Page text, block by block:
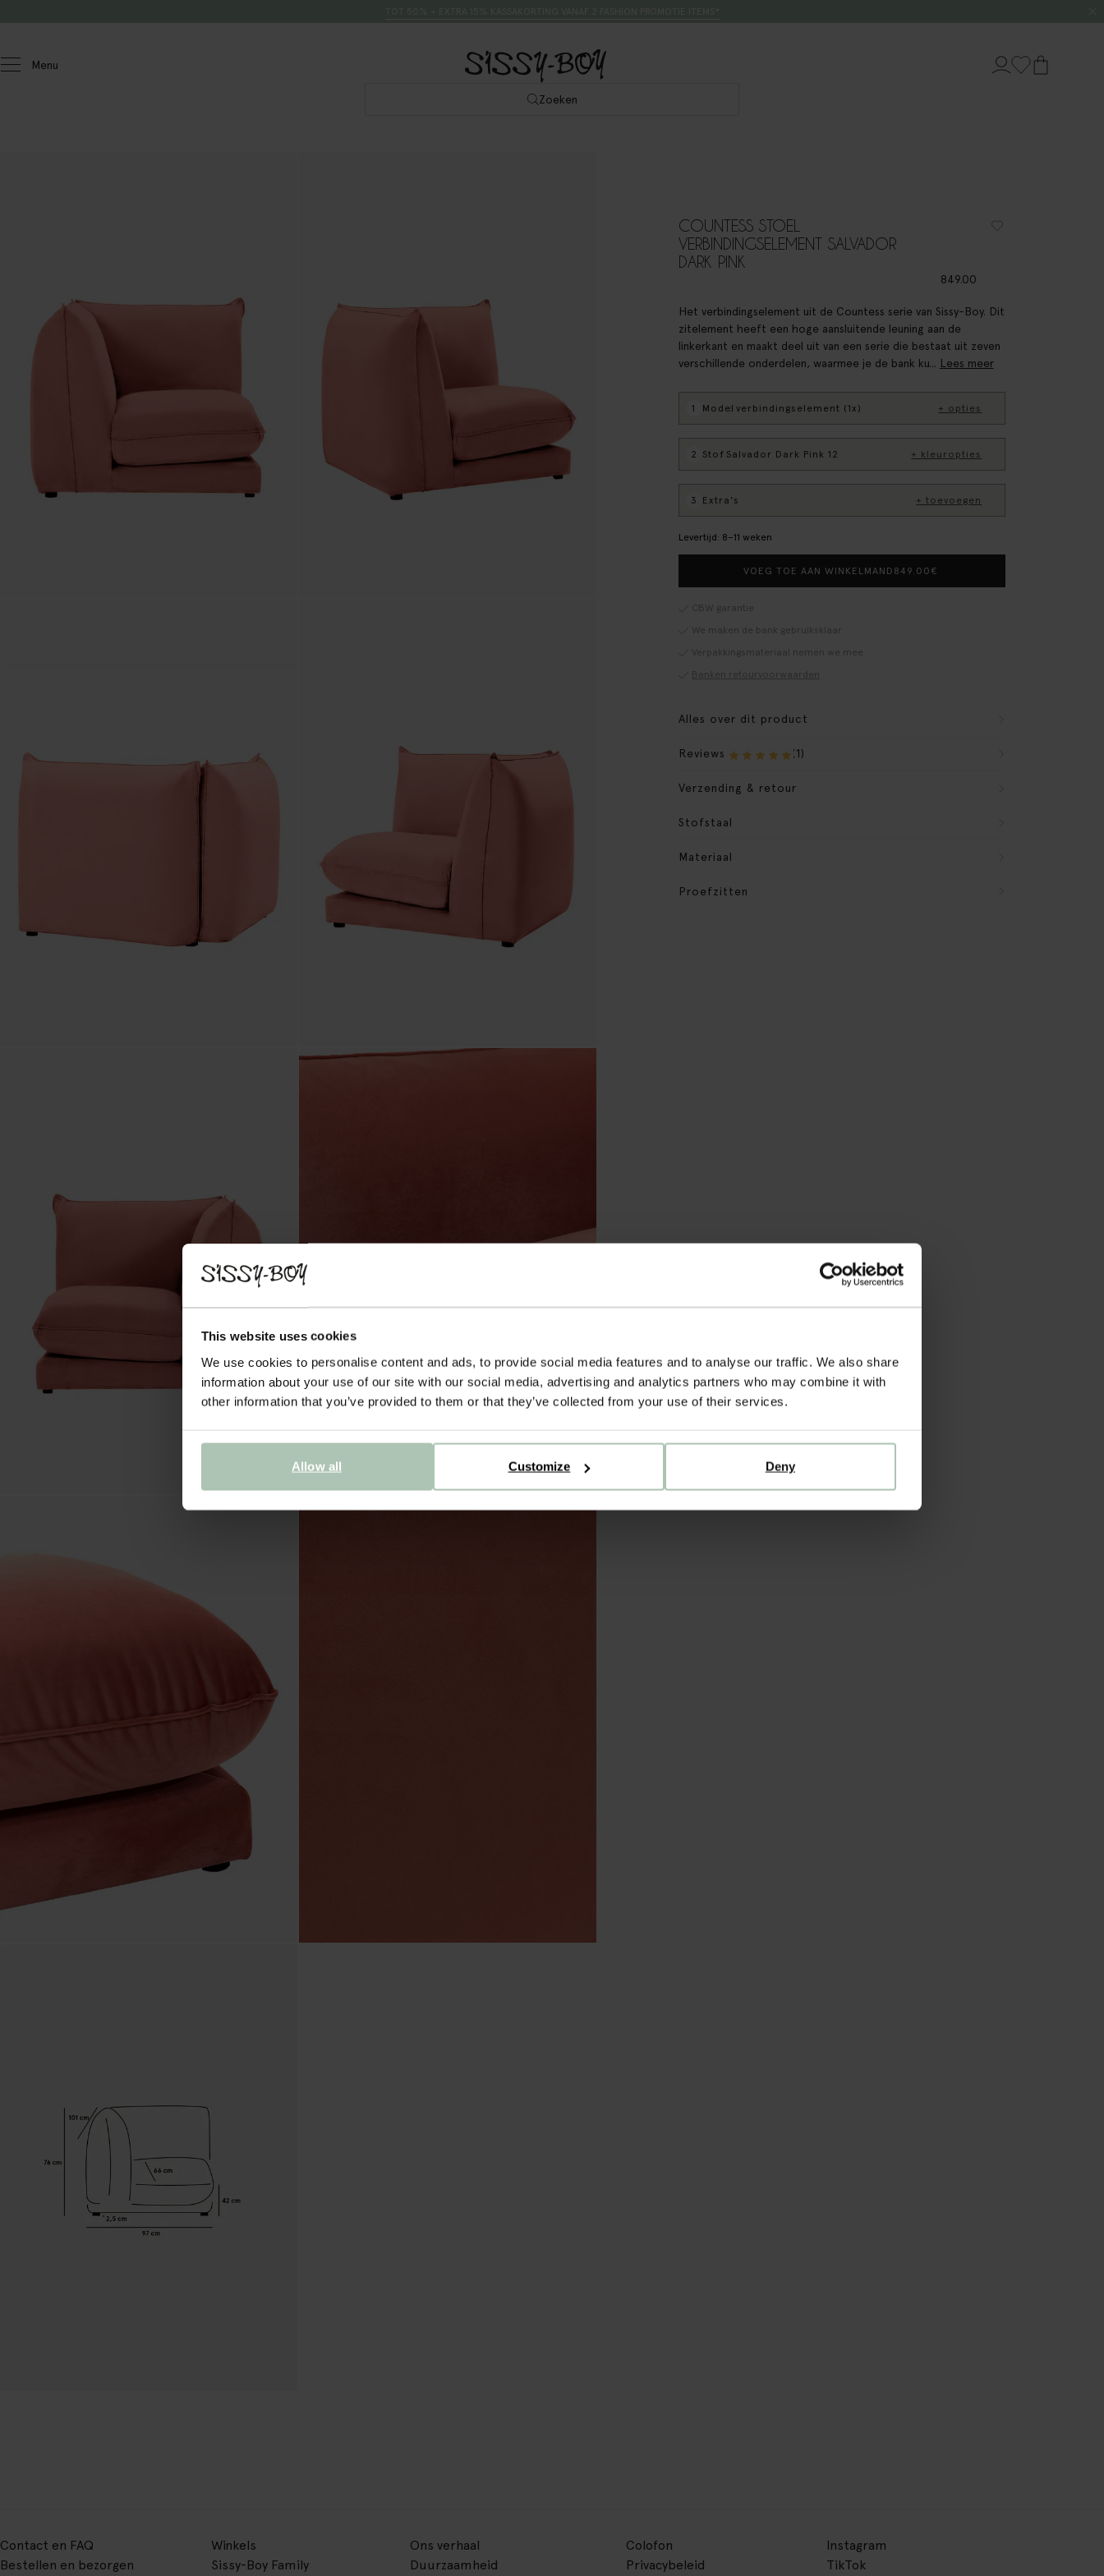
This website uses cookies
We use cookies to personalise content and ads, to provide social media features and to analyse our traffic. We also share
information about your use of our site with our social media, advertising and analytics partners who may combine it with
other information that you’ve provided to them or that they’ve collected from your use of their services.
Deny
Customize
Allow all
Menu
Zoeken
COUNTESS STOEL
VERBINDINGSELEMENT SALVADOR
DARK PINK
849.00
Het verbindingselement uit de Countess serie van Sissy-Boy. Dit
zitelement heeft een hoge aansluitende leuning aan de
linkerkant en maakt deel uit van een serie die bestaat uit zeven
verschillende onderdelen, waarmee je de bank ku... Lees meer
1 Model
: verbindingselement (1x) + opties
2 Stof: Salvador Dark Pink 12 + kleuropties
3 Extra's + toevoegen
Levertijd: 8–11 weken
VOEG TOE AAN WINKELMAND 849.00 €
CBW garantie
We maken de bank gebruiksklaar
Verpakkingsmateriaal nemen we mee
Banken retourvoorwaarden
Alles over dit product
Reviews (1)
Verzending & retour
Stofstaal
Materiaal
Proefzitten
Contact en FAQ
Bestellen en bezorgen
Winkels
Sissy-Boy Family
Ons verhaal
Duurzaamheid
Colofon
Privacybeleid
Instagram
TikTok